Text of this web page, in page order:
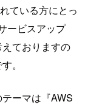
ている方にとっ
ービスアップ
ておりますの
。
ーマは『AWS